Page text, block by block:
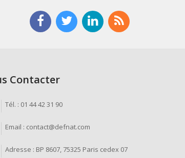
Contacter
Tél. : 01 44 42 31 90
Email : contact@defnat.com
Adresse : BP 8607, 75325 Paris cedex 07